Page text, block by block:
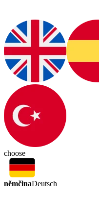
choose
němčinaDeutsch